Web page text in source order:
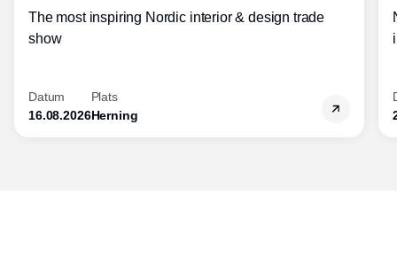
The most inspiring Nordic interior & design trade
show
Datum
16.08.2026
Plats
Herning